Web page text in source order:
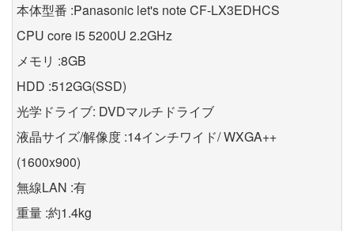
本体型番 :Panasonic let's note CF-LX3EDHCS
CPU core i5 5200U 2.2GHz
メモリ :8GB
HDD :512GG(SSD)
光学ドライブ: DVDマルチドライブ
液晶サイズ/解像度 :14インチワイド/ WXGA++
(1600x900)
無線LAN :有
重量 :約1.4kg